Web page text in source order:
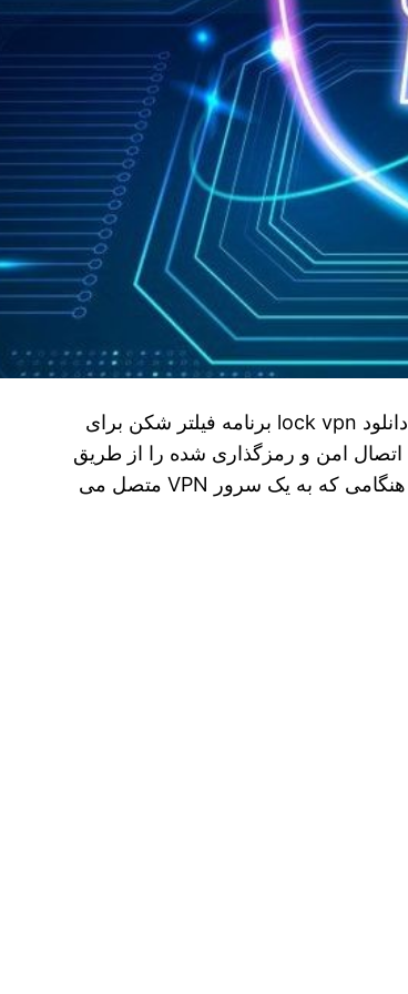
روش استفاده از lock vpn + فیلم اموزشی دانلود lock vpn برنامه فیلتر شکن برای
اتصال امن و رمزگذاری شده را از طریق
یک شبکه عمومی مانند اینترنت ایجاد می کند. هنگامی که به یک سرور VPN متصل می